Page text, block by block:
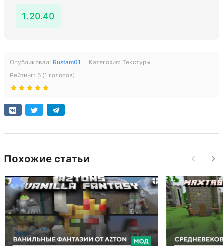
1.20.40
Опубликовал: Rustam01 Категория: Текстуры
Рейтинг: 5 (1 голосов)
Похожие статьи